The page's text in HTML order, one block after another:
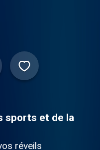
sports et de la
réveils